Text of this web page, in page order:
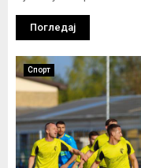
Погледај
Спорт